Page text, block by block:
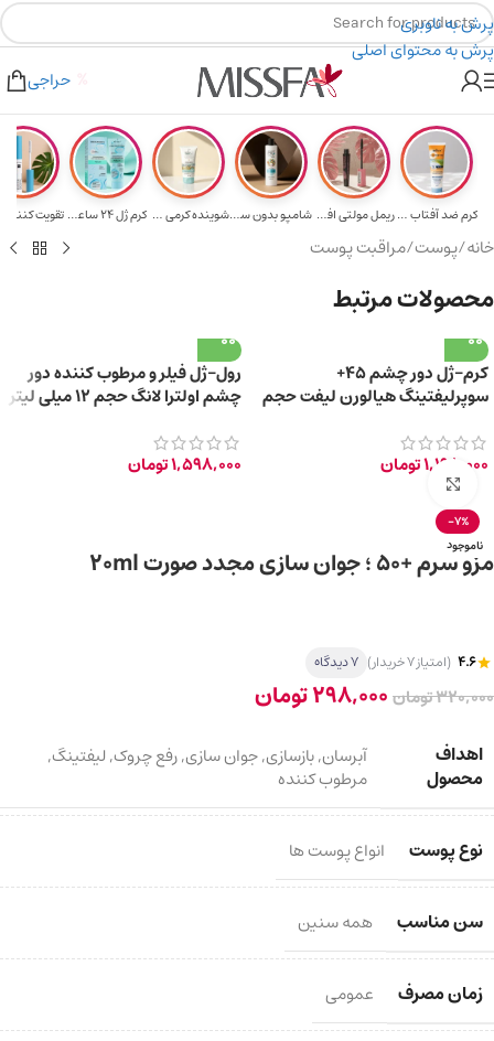
پرش به ناوبری
پرش به محتوای اصلی
۲٪ تخفیف روی سبد خرید برای روش کارت به کارت
هدیه برای خرید های بالای ۵ میلیون تومن
حراجی
کرم ضد آفتاب حا... ریمل مولتی افکت... شامپو بدون سولف... شوینده کرمی صور... کرم ژل ۲۴ ساعته... تقویت‌ کننده
خانه/پوست/مراقبت پوست
محصولات مرتبط
کرم-ژل دور چشم 45+
سوپرلیفتینگ هیالورن لیفت حجم
1,198,000تومان
رول-ژل فیلر و مرطوب کننده دور
چشم اولترا لانگ حجم 12 میلی لیتر
1,598,000تومان
-7%
ناموجود
برای بزرگ‌نمایی کلیک کنید
مزو سرم +50 ؛ جوان سازی مجدد صورت 20ml
4.6 (امتیاز 7 خریدار) 7 دیدگاه
320,000تومان298,000تومان
اهداف
محصول
آبرسان,بازسازی,جوان سازی,رفع چروک,لیفتینگ,
مرطوب کننده
نوع پوست انواع پوست ها
سن مناسب همه سنین
زمان مصرف عمومی